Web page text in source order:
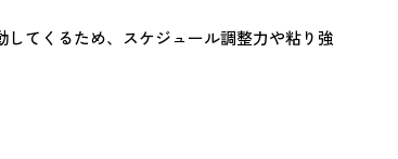
てくるため、スケジュール調整力や粘り強